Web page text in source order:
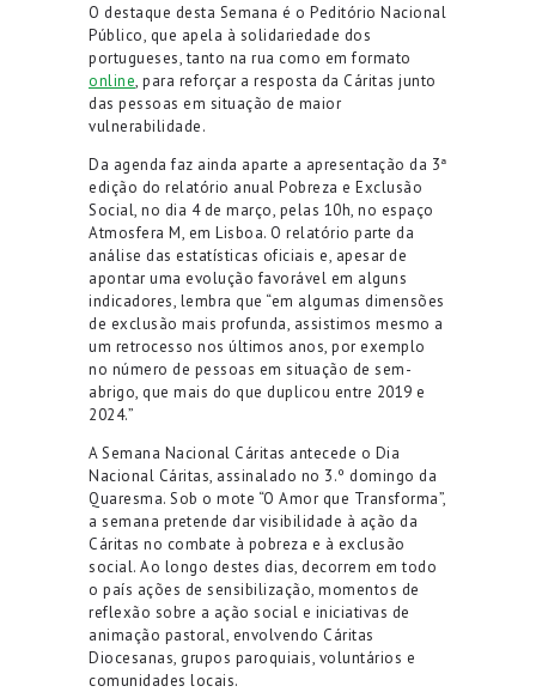
O destaque desta Semana é o Peditório Nacional
Público, que apela à solidariedade dos
portugueses, tanto na rua como em formato
online, para reforçar a resposta da Cáritas junto
das pessoas em situação de maior
vulnerabilidade.
Da agenda faz ainda aparte a apresentação da 3ª
edição do relatório anual Pobreza e Exclusão
Social, no dia 4 de março, pelas 10h, no espaço
Atmosfera M, em Lisboa. O relatório parte da
análise das estatísticas oficiais e, apesar de
apontar uma evolução favorável em alguns
indicadores, lembra que “em algumas dimensões
de exclusão mais profunda, assistimos mesmo a
um retrocesso nos últimos anos, por exemplo
no número de pessoas em situação de sem-
abrigo, que mais do que duplicou entre 2019 e
2024.”
A Semana Nacional Cáritas antecede o Dia
Nacional Cáritas, assinalado no 3.º domingo da
Quaresma. Sob o mote “O Amor que Transforma”,
a semana pretende dar visibilidade à ação da
Cáritas no combate à pobreza e à exclusão
social. Ao longo destes dias, decorrem em todo
o país ações de sensibilização, momentos de
reflexão sobre a ação social e iniciativas de
animação pastoral, envolvendo Cáritas
Diocesanas, grupos paroquiais, voluntários e
comunidades locais.